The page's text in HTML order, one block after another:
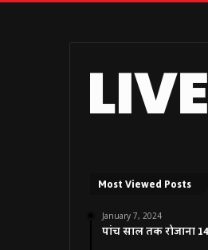
Most Viewed Posts
January 7, 2024
पांच साल तक रोजाना